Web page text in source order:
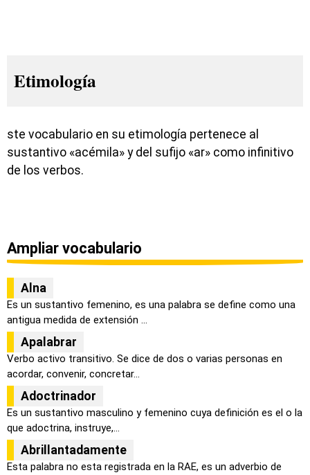
Etimología
ste vocabulario en su etimología pertenece al
sustantivo «acémila» y del sufijo «ar» como infinitivo
de los verbos.
Ampliar vocabulario
Alna
Es un sustantivo femenino, es una palabra se define como una
antigua medida de extensión ...
Apalabrar
Verbo activo transitivo. Se dice de dos o varias personas en
acordar, convenir, concretar...
Adoctrinador
Es un sustantivo masculino y femenino cuya definición es el o la
que adoctrina, instruye,...
Abrillantadamente
Esta palabra no esta registrada en la RAE, es un adverbio de